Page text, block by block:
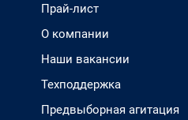
Прай-лист
О компании
Наши вакансии
Техподдержка
Предвыборная агитация